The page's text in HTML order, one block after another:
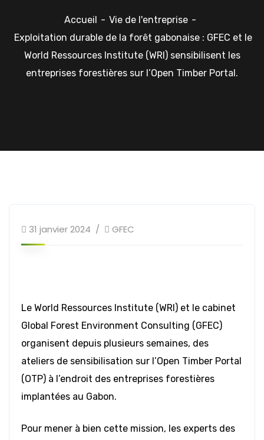
Accueil
Vie de l'entreprise
Exploitation durable de la forêt gabonaise : GFEC et le
World Ressources Institute (WRI) sensibilisent les
entreprises forestières sur l’Open Timber Portal.
31 janvier 2024 GFEC
Le World Ressources Institute (WRI) et le cabinet
Global Forest Environment Consulting (GFEC)
organisent depuis plusieurs semaines, des
ateliers de sensibilisation sur l’Open Timber Portal
(OTP) à l’endroit des entreprises forestières
implantées au Gabon.
Pour mener à bien cette mission, les experts des